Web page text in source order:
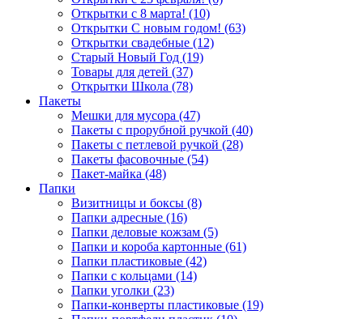
Открытки с 8 марта! (10)
Открытки С новым годом! (63)
Открытки свадебные (12)
Старый Новый Год (19)
Товары для детей (37)
Открытки Школа (78)
Пакеты
Мешки для мусора (47)
Пакеты с прорубной ручкой (40)
Пакеты с петлевой ручкой (28)
Пакеты фасовочные (54)
Пакет-майка (48)
Папки
Визитницы и боксы (8)
Папки адресные (16)
Папки деловые кожзам (5)
Папки и короба картонные (61)
Папки пластиковые (42)
Папки с кольцами (14)
Папки уголки (23)
Папки-конверты пластиковые (19)